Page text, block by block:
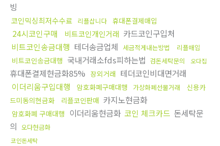
빙
코인믹싱최저수수료 리플삽니다 휴대폰결제매입
24시코인구매 비트코인개인거래 카드코인구입처
비트코인송금대행 테더송금업체 세금적게내는방법 리플매입
비트코인송금대행 국내거래소fds피하는법 검돈세탁문의 오다집
휴대폰결제현금화85% 장외거래 테더코인비대면거래
이더리움구입대행
암호화폐구매대행 가상화폐선물거래
신용카
드미동의현금화
리플코인판매 카지노현금화
암호화폐 구매대행 이더리움현금화 코인 체크카드 돈세탁문
의 오다현금화
코인돈세탁